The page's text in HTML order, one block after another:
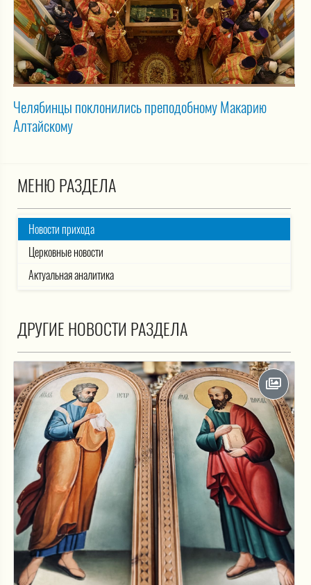
Челябинцы поклонились преподобному Макарию
Алтайскому
МЕНЮ РАЗДЕЛА
Новости прихода
Церковные новости
Актуальная аналитика
ДРУГИЕ НОВОСТИ РАЗДЕЛА